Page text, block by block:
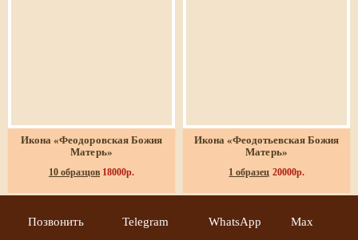
Икона «Феодоровская Божия
Матерь»
10 образцов 18000р.
Икона «Феодотьевская Божия
Матерь»
1 образец 20000р.
Позвонить Telegram WhatsApp Max